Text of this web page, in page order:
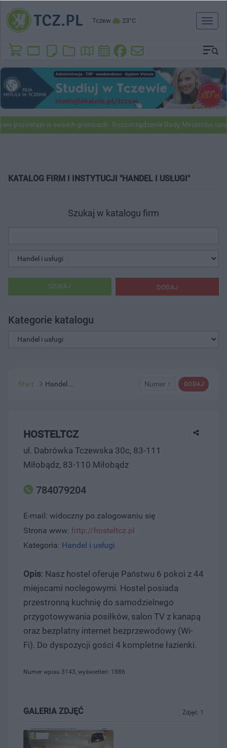
Tczew 23°C
Toggle
pozostaje w swoich granicach. Rozporządzenie Rady Ministrów
KATALOG FIRM I INSTYTUCJI "HANDEL I USŁUGI"
Szukaj w katalogu firm
DODAJ
SZUKAJ
Kategorie katalogu
DODAJ
Numer ↑
Start Handel...
HOSTELTCZ
ul. Dabrówka Tczewska 30c, 83-111
Miłobądz, 83-110 Miłobądz
784079204
E-mail: widoczny po zalogowaniu się
Strona www: http://hosteltcz.pl
Kategoria: Handel i usługi
Opis: Nasz hostel oferuje Państwu 6 pokoi z 44
miejscami noclegowymi. Hostel posiada
przestronną kuchnię do samodzielnego
przygotowywania posiłków, salon TV z kanapą
oraz bezpłatny internet bezprzewodowy (Wi-
Fi). Do dyspozycji gości 4 kompletne łazienki.
Numer wpisu 3143, wyświetleń: 1886
Zdjęć: 1
GALERIA ZDJĘĆ